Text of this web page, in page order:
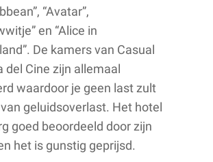
“Avatar”,
en “Alice in
De kamers van Casual
del Cine zijn allemaal
waardoor je geen last zult
geluidsoverlast. Het hotel
goed beoordeeld door zijn
het is gunstig geprijsd.